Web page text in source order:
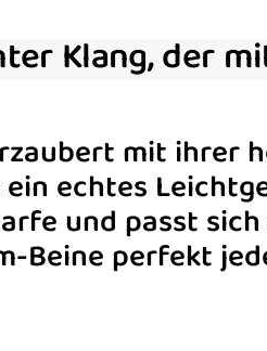
Klang, der
mit ihrer
ein echtes
und passt
Beine perfekt